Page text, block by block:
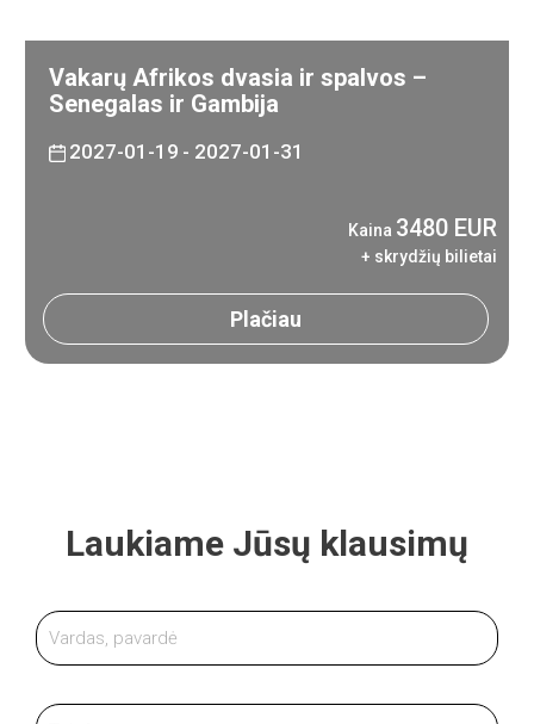
Vakarų Afrikos dvasia ir spalvos –
Senegalas ir Gambija
2027-01-19 - 2027-01-31
Kaina 3480 EUR
+ skrydžių bilietai
Plačiau
Laukiame Jūsų klausimų